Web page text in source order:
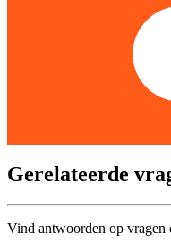
Gerelateerde
Vind antwoorden op vragen